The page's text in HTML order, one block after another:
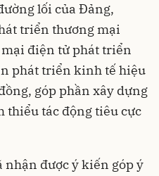
lối của Đảng,
triển thương mại
điện tử phát triển
phát triển kinh tế hiệu
góp phần xây dựng
thiểu tác động tiêu cực
nhận được ý kiến góp ý